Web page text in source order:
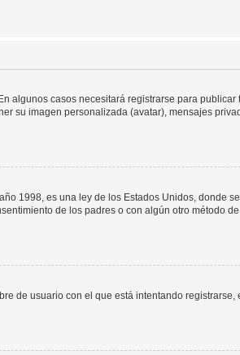
algunos casos necesitará registrarse para
su imagen personalizada (avatar), mensajes
1998, es una ley de los Estados Unidos, donde
de los padres o con algún otro método
de usuario con el que está intentando